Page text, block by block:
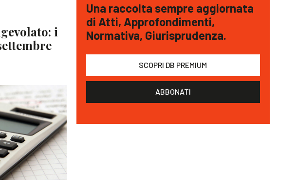
i
Una raccolta sempre aggiornata
di Atti, Approfondimenti,
Normativa, Giurisprudenza.
SCOPRI DB PREMIUM
ABBONATI